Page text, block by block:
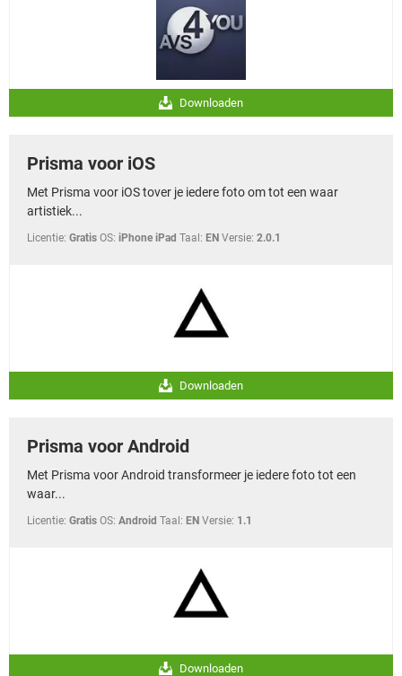
Downloaden
Prisma voor iOS
Met Prisma voor iOS tover je iedere foto om tot een waar
artistiek...
Licentie: Gratis OS: iPhone iPad Taal: EN Versie: 2.0.1
Downloaden
Prisma voor Android
Met Prisma voor Android transformeer je iedere foto tot een
waar...
Licentie: Gratis OS: Android Taal: EN Versie: 1.1
Downloaden